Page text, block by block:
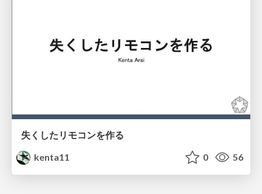
失くしたリモコンを作る
kenta11
0 56